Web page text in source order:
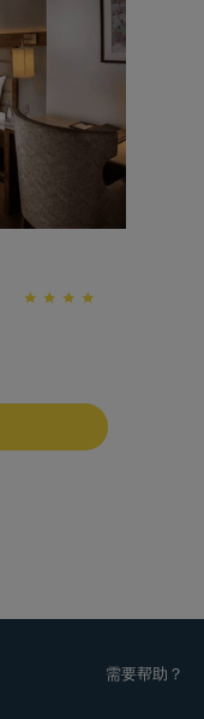
需要帮助？